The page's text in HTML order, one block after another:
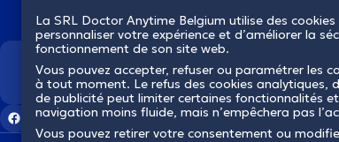
Mons
Aalst Flandre-
Nous
La SRL Doctor Anytime Belgium utilise des
personnaliser votre expérience et d’améliorer la
fonctionnement de son site web.
Vous pouvez accepter, refuser ou paramétrer les
à tout moment. Le refus des cookies analytiques,
de publicité peut limiter certaines fonctionnalités
navigation moins fluide, mais n’empêchera pas
Vous pouvez retirer votre consentement ou